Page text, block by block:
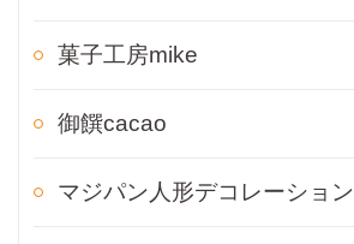
菓子工房mike
御饌cacao
マジパン人形デコレーション